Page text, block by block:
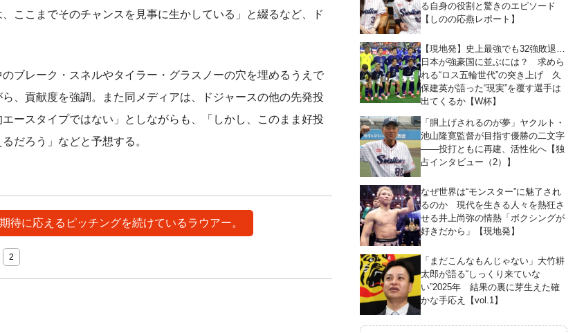
ここまでそのチャンスを見事に生かしている」と綴るなど、ド
ブレーク・スネルやタイラー・グラスノーの穴を埋めるうえで
、貢献度を強調。また同メディアは、ドジャースの他の先発投
ースタイプではない」としながらも、「しかし、このまま好投
だろう」などと予想する。
待に応えるピッチングを続けているラウアー。
2
る自身の役割と驚きのエピソード
【しのの応燕レポート】
【現地発】史上最強でも32強敗退…
日本が強豪国に並ぶには？ 求めら
れる“ロス五輪世代”の突き上げ 久
保建英が語った“現実”を覆す選手は
出てくるか【W杯】
「胴上げされるのが夢」ヤクルト・
池山隆寛監督が目指す優勝の二文字
――投打ともに再建、活性化へ【独
占インタビュー（2）】
なぜ世界は“モンスター”に魅了され
るのか 現代を生きる人々を熱狂さ
せる井上尚弥の情熱「ボクシングが
好きだから」【現地発】
「まだこんなもんじゃない」大竹耕
太郎が語る“しっくり来ていな
い”2025年 結果の裏に芽生えた確
かな手応え【vol.1】